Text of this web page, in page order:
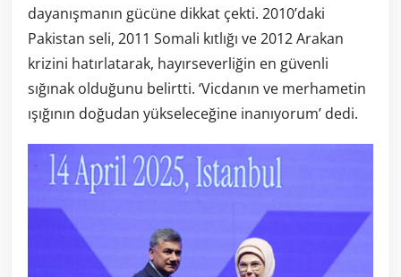
dayanışmanın gücüne dikkat çekti. 2010’daki
Pakistan seli, 2011 Somali kıtlığı ve 2012 Arakan
krizini hatırlatarak, hayırseverliğin en güvenli
sığınak olduğunu belirtti. ‘Vicdanın ve merhametin
ışığının doğudan yükseleceğine inanıyorum’ dedi.